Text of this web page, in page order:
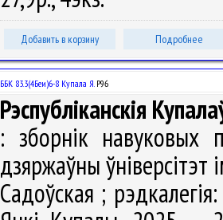
Добавить в корзину Подробнее
ББК 83.3(4Беи)6-8 Купала Я.Р96
Рэспубліканскія
: зборнік навуковых
дзяржаўны
Садоўская ;